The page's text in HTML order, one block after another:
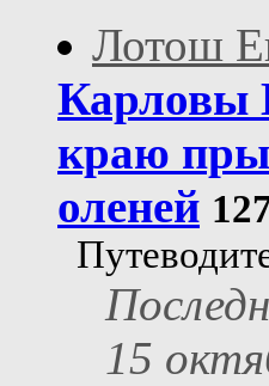
Лотош
Карловы
краю
оленей
15